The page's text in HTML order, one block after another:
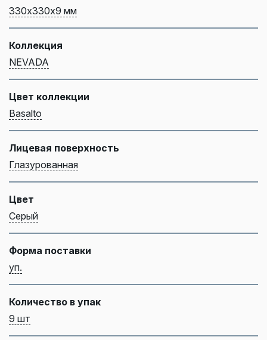
330х330х9 мм
Коллекция
NEVADA
Цвет коллекции
Basalto
Лицевая поверхность
Глазурованная
Цвет
Серый
Форма поставки
уп.
Количество в упак
9 шт